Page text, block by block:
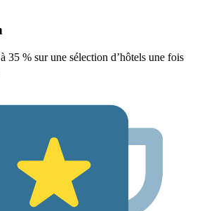
35 % sur une sélection d’hôtels une fois